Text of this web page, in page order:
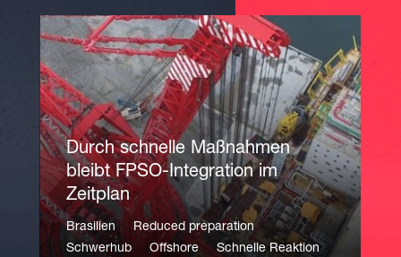
Durch schnelle Maßnahmen
bleibt FPSO-Integration im
Zeitplan
Brasilien
Reduced preparation
Schwerhub
Offshore
Schnelle Reaktion